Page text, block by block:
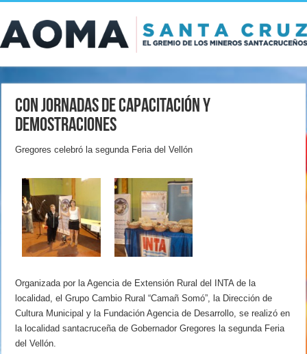
Con jornadas de capacitación y
demostraciones
Gregores celebró la segunda Feria del Vellón
Organizada por la Agencia de Extensión Rural del INTA de la
localidad, el Grupo Cambio Rural “Camañ Somó”, la Dirección de
Cultura Municipal y la Fundación Agencia de Desarrollo, se realizó en
la localidad santacruceña de Gobernador Gregores la segunda Feria
del Vellón.